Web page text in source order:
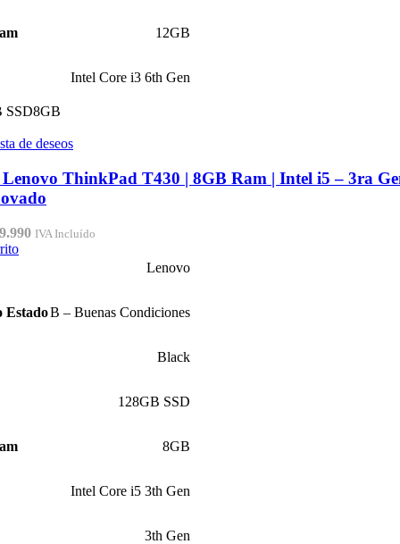
12GB
Intel Core i3 6th Gen
SSD8GB
de deseos
ThinkPad T430 | 8GB Ram | Intel i5 – 3ra
ElIVA Incluído
Lenovo
EstadoB – Buenas Condiciones
Black
128GB SSD
8GB
Intel Core i5 3th Gen
3th Gen